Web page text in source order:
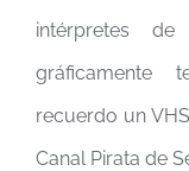
intérpretes
gráficamente
recuerdo un
Canal Pirata de